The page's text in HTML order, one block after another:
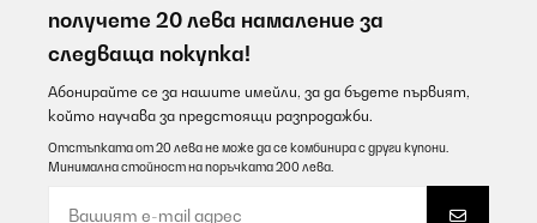
получете 20 лева намаление за
следваща покупка!
Абонирайте се за нашите имейли, за да бъдете първият,
който научава за предстоящи разпродажби.
Отстъпката от 20 лева не може да се комбинира с други купони.
Минимална стойност на поръчката 200 лева.